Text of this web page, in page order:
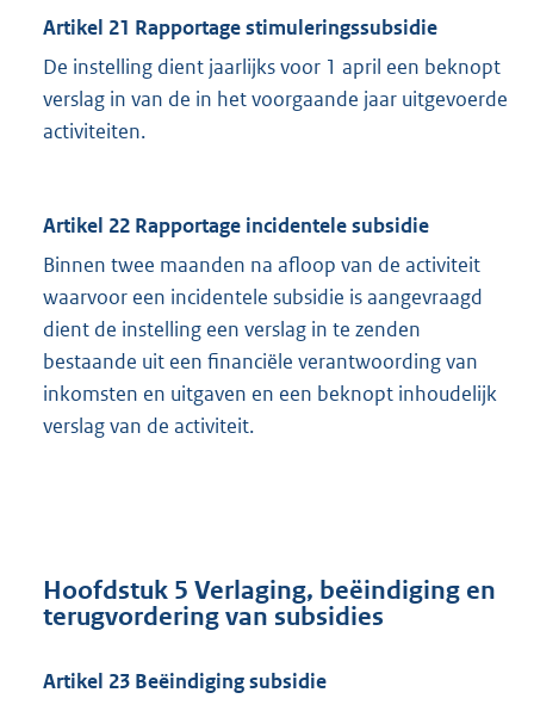
Artikel 21 Rapportage stimuleringssubsidie
De instelling dient jaarlijks voor 1 april een beknopt
verslag in van de in het voorgaande jaar uitgevoerde
activiteiten.
Artikel 22 Rapportage incidentele subsidie
Binnen twee maanden na afloop van de activiteit
waarvoor een incidentele subsidie is aangevraagd
dient de instelling een verslag in te zenden
bestaande uit een financiële verantwoording van
inkomsten en uitgaven en een beknopt inhoudelijk
verslag van de activiteit.
Hoofdstuk 5 Verlaging, beëindiging en
terugvordering van subsidies
Artikel 23 Beëindiging subsidie